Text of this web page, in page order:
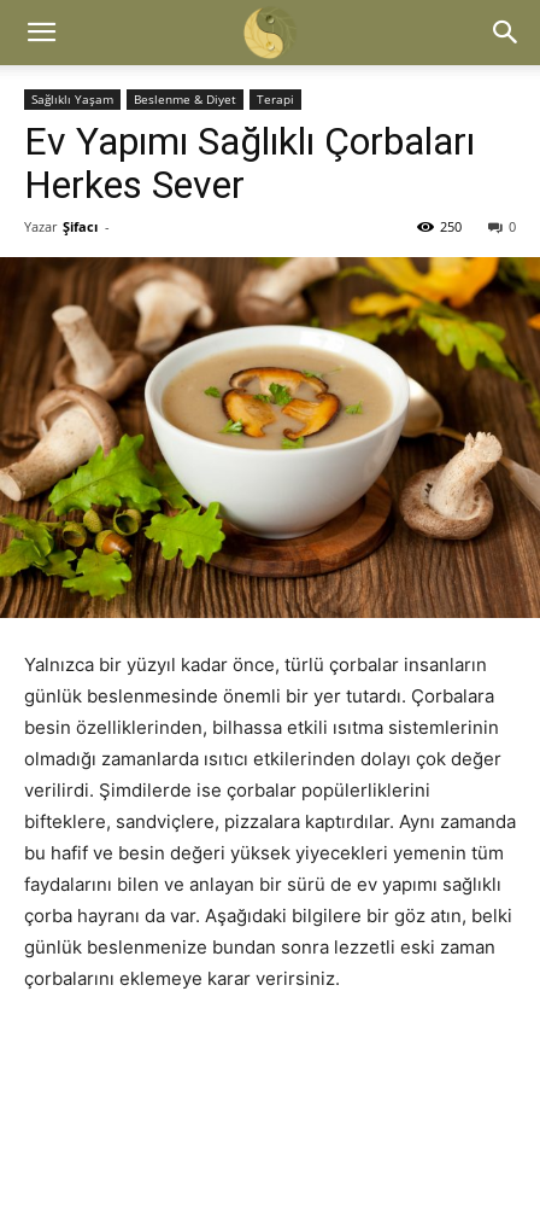
Sağlıklı Yaşam Beslenme & Diyet Terapi
Ev Yapımı Sağlıklı Çorbaları
Herkes Sever
Yazar Şifacı - 0
250
Yalnızca bir yüzyıl kadar önce, türlü çorbalar insanların
günlük beslenmesinde önemli bir yer tutardı. Çorbalara
besin özelliklerinden, bilhassa etkili ısıtma sistemlerinin
olmadığı zamanlarda ısıtıcı etkilerinden dolayı çok değer
verilirdi. Şimdilerde ise çorbalar popülerliklerini
bifteklere, sandviçlere, pizzalara kaptırdılar. Aynı zamanda
bu hafif ve besin değeri yüksek yiyecekleri yemenin tüm
faydalarını bilen ve anlayan bir sürü de ev yapımı sağlıklı
çorba hayranı da var. Aşağıdaki bilgilere bir göz atın, belki
günlük beslenmenize bundan sonra lezzetli eski zaman
çorbalarını eklemeye karar verirsiniz.